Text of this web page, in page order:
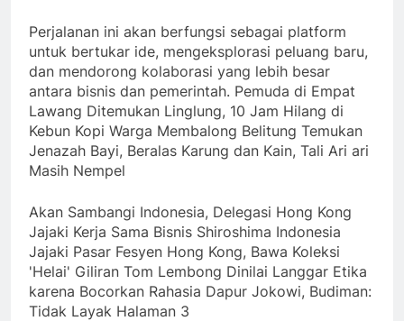
Perjalanan ini akan berfungsi sebagai platform
untuk bertukar ide, mengeksplorasi peluang baru,
dan mendorong kolaborasi yang lebih besar
antara bisnis dan pemerintah. Pemuda di Empat
Lawang Ditemukan Linglung, 10 Jam Hilang di
Kebun Kopi Warga Membalong Belitung Temukan
Jenazah Bayi, Beralas Karung dan Kain, Tali Ari ari
Masih Nempel
Akan Sambangi Indonesia, Delegasi Hong Kong
Jajaki Kerja Sama Bisnis Shiroshima Indonesia
Jajaki Pasar Fesyen Hong Kong, Bawa Koleksi
'Helai' Giliran Tom Lembong Dinilai Langgar Etika
karena Bocorkan Rahasia Dapur Jokowi, Budiman:
Tidak Layak Halaman 3